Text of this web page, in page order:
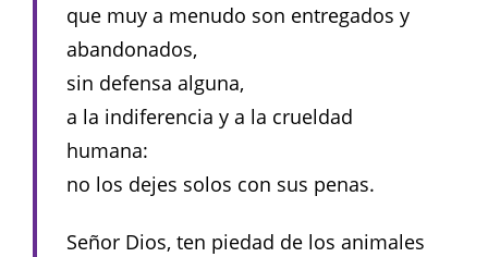
que muy a menudo son entregados y
abandonados,
sin defensa alguna,
a la indiferencia y a la crueldad
humana:
no los dejes solos con sus penas.
Señor Dios, ten piedad de los animales